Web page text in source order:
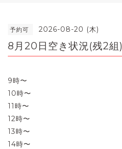
予約可 2026-08-20 (木)
8月20日空き状況(残2組)
9時〜
10時〜
11時〜
12時〜
13時〜
14時〜